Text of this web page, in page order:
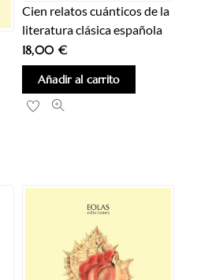
Cien relatos cuánticos de la
literatura clásica española
18,00 €
Añadir al carrito